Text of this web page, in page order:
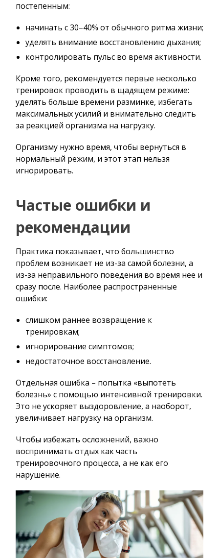
постепенным:
начинать с 30–40% от обычного ритма жизни;
уделять внимание восстановлению дыхания;
контролировать пульс во время активности.
Кроме того, рекомендуется первые несколько
тренировок проводить в щадящем режиме:
уделять больше времени разминке, избегать
максимальных усилий и внимательно следить
за реакцией организма на нагрузку.
Организму нужно время, чтобы вернуться в
нормальный режим, и этот этап нельзя
игнорировать.
Частые ошибки и
рекомендации
Практика показывает, что большинство
проблем возникает не из-за самой болезни, а
из-за неправильного поведения во время нее и
сразу после. Наиболее распространенные
ошибки:
слишком раннее возвращение к
тренировкам;
игнорирование симптомов;
недостаточное восстановление.
Отдельная ошибка – попытка «выпотеть
болезнь» с помощью интенсивной тренировки.
Это не ускоряет выздоровление, а наоборот,
увеличивает нагрузку на организм.
Чтобы избежать осложнений, важно
воспринимать отдых как часть
тренировочного процесса, а не как его
нарушение.